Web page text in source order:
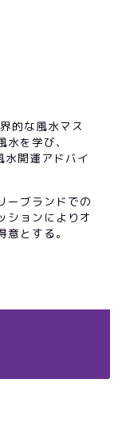
的な風水マス
を学び、
開運アドバイ
ーブランドでの
ションによりオ
とする。